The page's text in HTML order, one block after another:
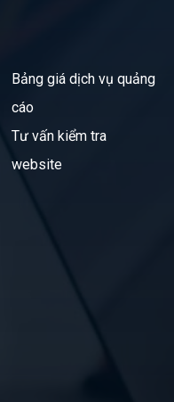
Bảng giá dịch vụ quảng
cáo
Tư vấn kiểm tra
website